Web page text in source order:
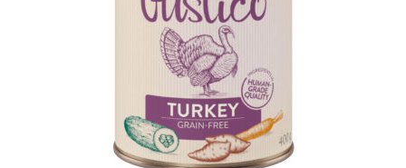
Vodítka a obojky